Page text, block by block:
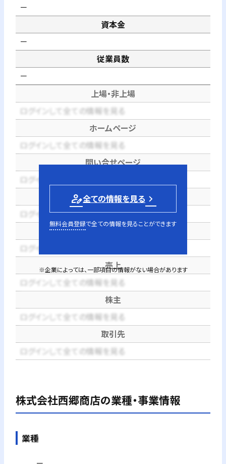
－
資本金
－
従業員数
－
上場・非上場
ログインして全ての情報を見る
ホームページ
ログインして全ての情報を見る
問い合せページ
ログインして全ての情報を見る
電話番号
ログインして全ての情報を見る
代表者
ログインして全ての情報を見る
売上
ログインして全ての情報を見る
株主
ログインして全ての情報を見る
取引先
ログインして全ての情報を見る
person_edit全ての情報を見る
無料会員登録で全ての情報を見ることができます
※企業によっては、一部項目の情報がない場合があります
株式会社西郷商店の業種・事業情報
業種